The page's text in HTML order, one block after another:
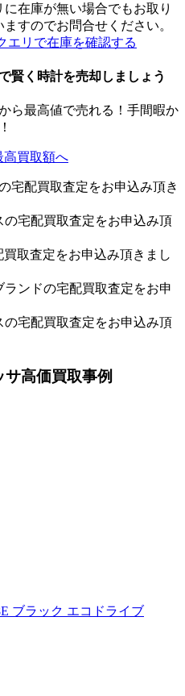
在庫が無い場合でもお取り
すのでお問合せください。
エリで在庫を確認する
賢く時計を売却しましょう
ら最高値で売れる！手間暇か
高買取額へ
宅配買取査定をお申込み頂き
宅配買取査定をお申込み頂
取査定をお申込み頂きまし
ンドの宅配買取査定をお申
宅配買取査定をお申込み頂
高価買取事例
ブラック エコドライブ